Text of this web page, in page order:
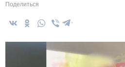
Поделиться